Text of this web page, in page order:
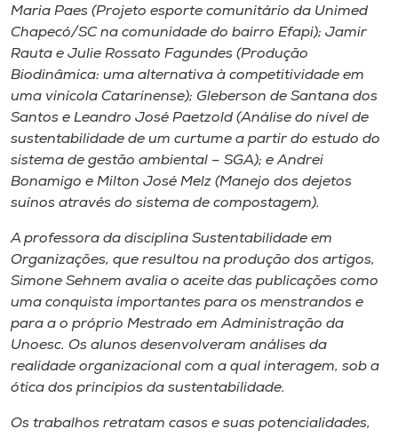
Selecione
o idioma
A+
A-
Maria Paes (Projeto esporte comunitário da Unimed
Chapecó/SC na comunidade do bairro Efapi); Jamir
Rauta e Julie Rossato Fagundes (Produção
Biodinâmica: uma alternativa à competitividade em
uma vinícola Catarinense); Gleberson de Santana dos
Santos e Leandro José Paetzold (Análise do nível de
sustentabilidade de um curtume a partir do estudo do
sistema de gestão ambiental – SGA); e Andrei
Bonamigo e Milton José Melz (Manejo dos dejetos
suínos através do sistema de compostagem).
A professora da disciplina Sustentabilidade em
Organizações, que resultou na produção dos artigos,
Simone Sehnem avalia o aceite das publicações como
uma conquista importantes para os menstrandos e
para a o próprio Mestrado em Administração da
Unoesc. Os alunos desenvolveram análises da
realidade organizacional com a qual interagem, sob a
ótica dos princípios da sustentabilidade.
Os trabalhos retratam casos e suas potencialidades,